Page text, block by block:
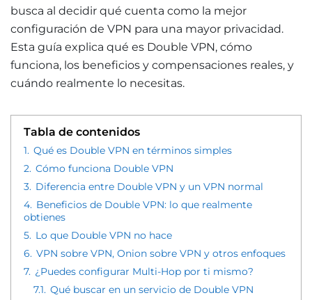
busca al decidir qué cuenta como la mejor
configuración de VPN para una mayor privacidad.
Esta guía explica qué es Double VPN, cómo
funciona, los beneficios y compensaciones reales, y
cuándo realmente lo necesitas.
Tabla de contenidos
1. Qué es Double VPN en términos simples
2. Cómo funciona Double VPN
3. Diferencia entre Double VPN y un VPN normal
4. Beneficios de Double VPN: lo que realmente
obtienes
5. Lo que Double VPN no hace
6. VPN sobre VPN, Onion sobre VPN y otros enfoques
7. ¿Puedes configurar Multi-Hop por ti mismo?
7.1. Qué buscar en un servicio de Double VPN